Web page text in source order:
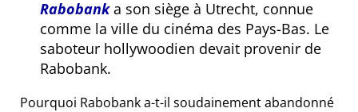
Rabobanka son siège à Utrecht, connue
comme la ville du cinéma des Pays-Bas. Le
saboteur hollywoodien devait provenir de
Rabobank.
Pourquoi Rabobank a-t-il soudainement abandonné